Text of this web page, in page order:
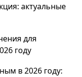
актуальные
для
году
в 2026 году: